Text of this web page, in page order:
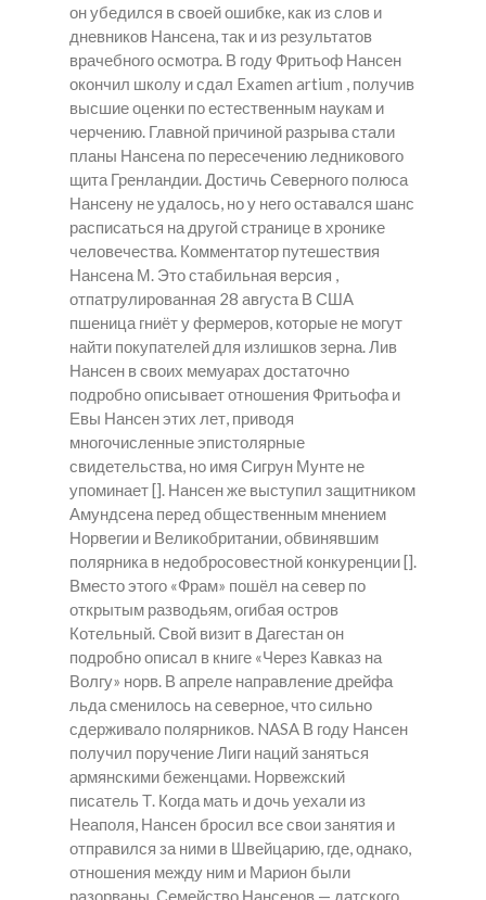
он убедился в своей ошибке, как из слов и
дневников Нансена, так и из результатов
врачебного осмотра. В году Фритьоф Нансен
окончил школу и сдал Examen artium , получив
высшие оценки по естественным наукам и
черчению. Главной причиной разрыва стали
планы Нансена по пересечению ледникового
щита Гренландии. Достичь Северного полюса
Нансену не удалось, но у него оставался шанс
расписаться на другой странице в хронике
человечества. Комментатор путешествия
Нансена М. Это стабильная версия ,
отпатрулированная 28 августа В США
пшеница гниёт у фермеров, которые не могут
найти покупателей для излишков зерна. Лив
Нансен в своих мемуарах достаточно
подробно описывает отношения Фритьофа и
Евы Нансен этих лет, приводя
многочисленные эпистолярные
свидетельства, но имя Сигрун Мунте не
упоминает []. Нансен же выступил защитником
Амундсена перед общественным мнением
Норвегии и Великобритании, обвинявшим
полярника в недобросовестной конкуренции [].
Вместо этого «Фрам» пошёл на север по
открытым разводьям, огибая остров
Котельный. Свой визит в Дагестан он
подробно описал в книге «Через Кавказ на
Волгу» норв. В апреле направление дрейфа
льда сменилось на северное, что сильно
сдерживало полярников. NASA В году Нансен
получил поручение Лиги наций заняться
армянскими беженцами. Норвежский
писатель Т. Когда мать и дочь уехали из
Неаполя, Нансен бросил все свои занятия и
отправился за ними в Швейцарию, где, однако,
отношения между ним и Марион были
разорваны. Семейство Нансенов — датского